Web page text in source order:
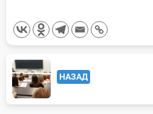
<span
class="nav-
subtitle
НАЗАД